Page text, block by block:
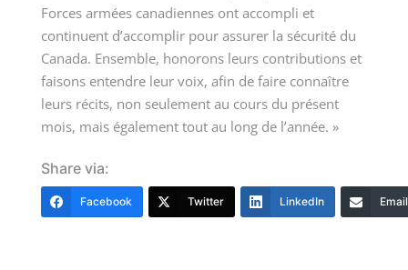
Forces armées canadiennes ont accompli et
continuent d’accomplir pour assurer la sécurité du
Canada. Ensemble, honorons leurs contributions et
faisons entendre leur voix, afin de faire connaître
leurs récits, non seulement au cours du présent
mois, mais également tout au long de l’année. »
Share via:
Facebook Twitter LinkedIn Email